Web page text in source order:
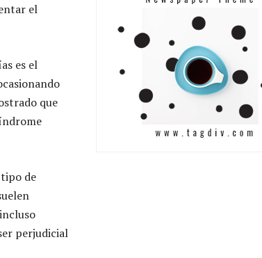
el
es el
que
de
perjudicial